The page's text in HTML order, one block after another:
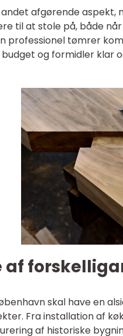
andet afgørende
til at stole på, både
professionel tømrer
og formidler klar
af
skal have en
Fra installation af
af historiske